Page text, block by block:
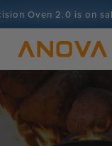
Oven 2.0 is on
di rimborso di
di cuochi e in